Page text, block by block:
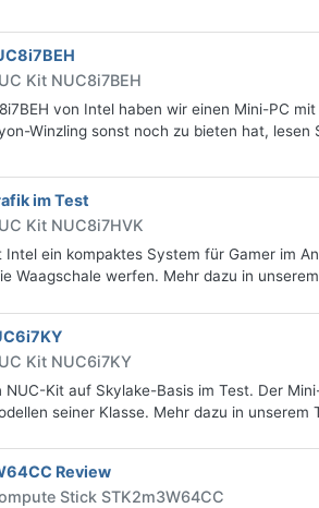
Kit NUC8i7BEH
von Intel haben wir einen Mini-PC
Winzling sonst noch zu bieten hat, lesen
im Test
Kit NUC8i7HVK
Intel ein kompaktes System für Gamer im
Waagschale werfen. Mehr dazu in
Kit NUC6i7KY
NUC-Kit auf Skylake-Basis im Test. Der
seiner Klasse. Mehr dazu in unserem
Review
Stick STK2m3W64CC